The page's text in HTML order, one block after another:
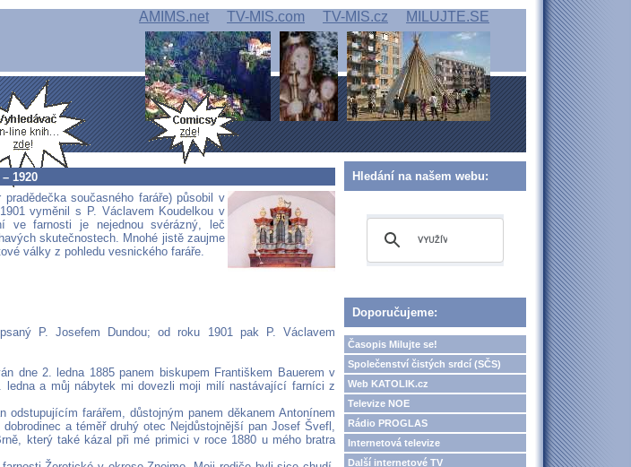
AMIMS.net TV-MIS.com TV-MIS.cz MILUJTE.SE
1920
současného faráře) působil v
vyměnil s P. Václavem Koudelkou v
ve farnosti je nejednou svérázný, leč
skutečnostech. Mnohé jistě zaujme
války z pohledu vesnického faráře.
P. Josefem Dundou; od roku 1901 pak P. Václavem
dne 2. ledna 1885 panem biskupem Františkem Bauerem v
ledna a můj nábytek mi dovezli moji milí nastávající farníci z
odstupujícím farářem, důstojným panem děkanem Antonínem
a téměř druhý otec Nejdůstojnější pan Josef Švefl,
který také kázal při mé primici v roce 1880 u mého bratra
Hledání na našem webu:
Doporučujeme:
Časopis Milujte se!
Společenství čistých srdcí (SČS)
Web KATOLIK.cz
Televize NOE
Rádio PROGLAS
Internetová televize
Další internetové TV